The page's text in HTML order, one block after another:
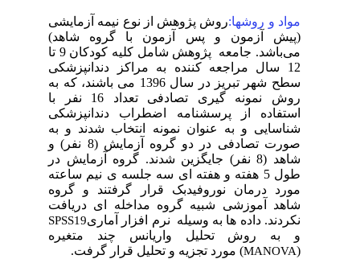
مواد و روشها:روش پژوهش از نوع نیمه آزمایشی
(پیش آزمون و پس آزمون با گروه شاهد)
می‌باشد. جامعه پژوهش شامل کلیه کودکان 9 تا
12 سال مراجعه کننده به مراکز دندانپزشکی
سطح شهر تبریز در سال 1396 می باشند، که به
روش نمونه گیری تصادفی تعداد 16 نفر با
استفاده از پرسشنامه اضطراب دندانپزشکی
شناسایی و به عنوان نمونه انتخاب شدند و به
صورت تصادفی در دو گروه آزمایش (8 نفر) و
شاهد (8 نفر) جایگزین شدند. گروه آزمایش در
طول 5 هفته و هفته ای سه جلسه ی نیم ساعته
مورد درمان نوروفیدبک قرار گرفتند و گروه
شاهد آموزشی شبیه گروه مداخله ای دریافت
نکردند. داده ها به وسیله نرم افزار آماری SPSS19
و به روش تحلیل واریانس چند متغیره
MANOVA) مورد تجزیه و تحلیل قرار گرفت.